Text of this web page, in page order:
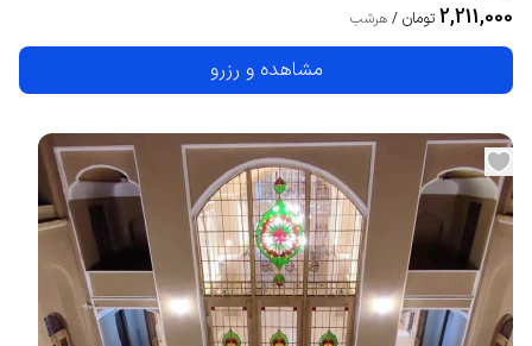
2,211,000 تومان / هرشب
مشاهده و رزرو